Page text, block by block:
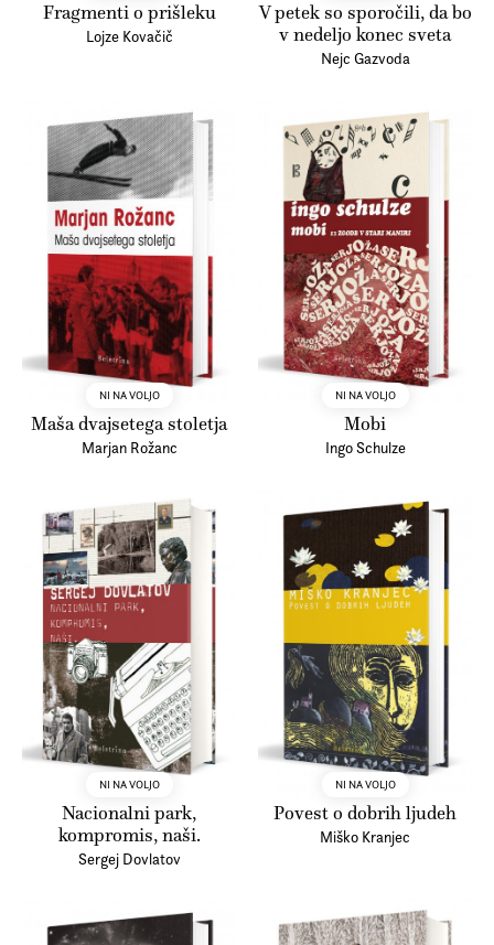
Fragmenti o prišleku
Lojze Kovačič
V petek so sporočili, da bo
v nedeljo konec sveta
Nejc Gazvoda
NI NA VOLJO
Maša dvajsetega stoletja
Marjan Rožanc
NI NA VOLJO
Mobi
Ingo Schulze
NI NA VOLJO
Nacionalni park,
kompromis, naši.
Sergej Dovlatov
NI NA VOLJO
Povest o dobrih ljudeh
Miško Kranjec